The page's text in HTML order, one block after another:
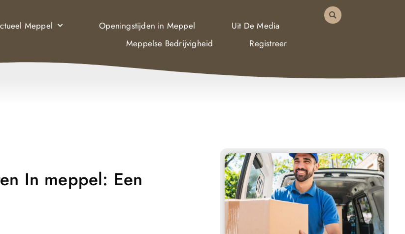
Meppel Openingstijden in Meppel
Uit De Media
Meppelse Bedrijvigheid
Registreer
In meppel: Een